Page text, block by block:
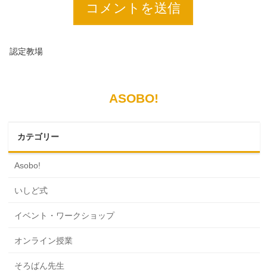
認定教場
ASOBO!
カテゴリー
Asobo!
いしど式
イベント・ワークショップ
オンライン授業
そろばん先生